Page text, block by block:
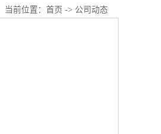
当前位置： 首页 -> 公司动态